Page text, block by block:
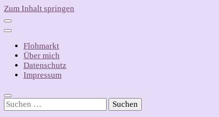
Zum Inhalt springen
Flohmarkt
Über mich
Datenschutz
Impressum
Suchen
nach: